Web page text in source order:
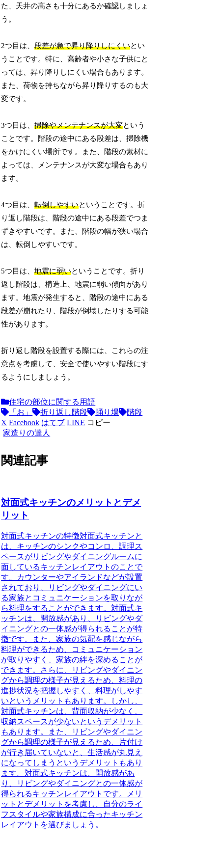
た、天井の高さも十分にあるか確認しましょ
う。
2つ目は、段差が急で昇り降りしにくいとい
うことです。特に、高齢者や小さな子供にと
っては、昇り降りしにくい場合もあります。
また、荷物を持ちながら昇り降りするのも大
変です。
3つ目は、掃除やメンテナンスが大変という
ことです。階段の途中にある段差は、掃除機
をかけにくい場所です。また、階段の素材に
よっては、メンテナンスが大変な場合もあり
ます。
4つ目は、転倒しやすいということです。折
り返し階段は、階段の途中にある段差でつま
ずきやすいです。また、階段の幅が狭い場合
は、転倒しやすいです。
5つ目は、地震に弱いということです。折り
返し階段は、構造上、地震に弱い傾向があり
ます。地震が発生すると、階段の途中にある
段差が崩れたり、階段が倒壊したりする可能
性があります。
折り返し階段を設置する際には、これらの注
意点を考慮して、安全で使いやすい階段にす
るようにしましょう。
住宅の部位に関する用語
「お」
折り返し階段 踊り場
階段
X Facebook はてブ LINE コピー
家造りの達人
関連記事
対面式キッチンのメリットとデメ
リット
対面式キッチンの特徴対面式キッチンと
は、キッチンのシンクやコンロ、調理ス
ペースがリビングやダイニングルームに
面しているキッチンレイアウトのことで
す。カウンターやアイランドなどが設置
されており、リビングやダイニングにい
る家族とコミュニケーションを取りなが
ら料理をすることができます。対面式キ
ッチンは、開放感があり、リビングやダ
イニングとの一体感が得られることが特
徴です。また、家族の気配を感じながら
料理ができるため、コミュニケーション
が取りやすく、家族の絆を深めることが
できます。さらに、リビングやダイニン
グから調理の様子が見えるため、料理の
進捗状況を把握しやすく、料理がしやす
いというメリットもあります。しかし、
対面式キッチンは、背面収納が少なく、
収納スペースが少ないというデメリット
もあります。また、リビングやダイニン
グから調理の様子が見えるため、片付け
が行き届いていないと、生活感が丸見え
になってしまうというデメリットもあり
ます。対面式キッチンは、開放感があ
り、リビングやダイニングとの一体感が
得られるキッチンレイアウトです。メリ
ットとデメリットを考慮し、自分のライ
フスタイルや家族構成に合ったキッチン
レイアウトを選びましょう。